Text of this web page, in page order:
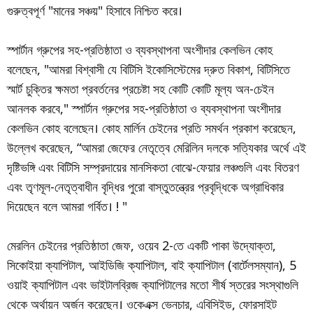
গুরুত্বপূর্ণ "মানের সঞ্চয়" হিসাবে নিশ্চিত করে।
স্পার্টান গ্রুপের সহ-প্রতিষ্ঠাতা ও ব্যবস্থাপনা অংশীদার কেলভিন কোহ
বলেছেন, "আমরা বিশ্বাসী যে বিটিসি ইকোসিস্টেমের দ্রুত বিকাশ, বিটিসিতে
স্মার্ট চুক্তির ক্ষমতা প্রবর্তনের প্রচেষ্টা সহ কোটি কোটি মূল্য অন-চেইন
আনলক করবে," স্পার্টান গ্রুপের সহ-প্রতিষ্ঠাতা ও ব্যবস্থাপনা অংশীদার
কেলভিন কোহ বলেছেন। কোহ মার্লিন চেইনের প্রতি সমর্থন প্রকাশ করেছেন,
উল্লেখ করেছেন, “আমরা জেফের নেতৃত্বে মেরিলিন দলকে সত্যিকার অর্থে এই
দৃষ্টিভঙ্গি এবং বিটিসি সম্প্রদায়ের মানসিকতা বোঝে-ফেয়ার লঞ্চগুলি এবং বিতরণ
এবং তৃণমূল-নেতৃত্বাধীন বৃদ্ধির পুরো বাস্তুতন্ত্রের প্রবৃদ্ধিকে অগ্রাধিকার
দিয়েছেন বলে আমরা গর্বিত। ! "
মেরলিন চেইনের প্রতিষ্ঠাতা জেফ, ওয়েব 2-তে একটি পাকা উদ্যোক্তা,
সিকোইয়া ক্যাপিটাল, আইডিজি ক্যাপিটাল, বাই ক্যাপিটাল (বার্টেলসম্যান), 5
ওয়াই ক্যাপিটাল এবং ভাইটালব্রিজ ক্যাপিটালের মতো শীর্ষ স্তরের সংস্থাগুলি
থেকে অর্থায়ন অর্জন করেছেন। ওকেএক্স ভেনচার, এবিসিইড, ফোরসাইট